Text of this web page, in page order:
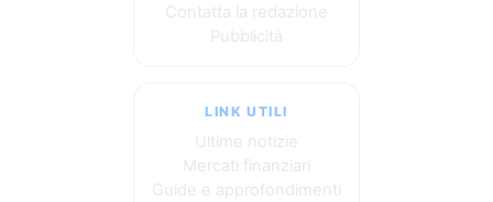
Contatta la redazione
Pubblicità
LINK UTILI
Ultime notizie
Mercati finanziari
Guide e approfondimenti